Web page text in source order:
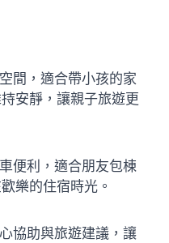
間，適合帶小孩的家
安靜，讓親子旅遊更
便利，適合朋友包棟
樂的住宿時光。
協助與旅遊建議，讓